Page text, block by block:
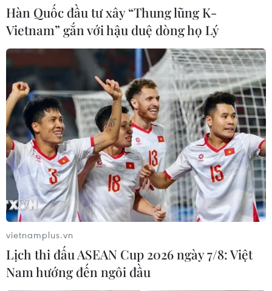
Truyền thông Nhật đưa đậm nét chuyến
thăm Việt Nam của Thủ tướng Suga
20/10/2020 07:38
Với tiêu đề “Các nhà lãnh đạo Nhật Bản và Việt Nam
khẳng định hợp tác kinh tế,” Kyodo cho biết tại cuộc hội
đàm ở Hà Nội, Thủ tướng Suga và Thủ tướng Nguyễn
Xuân Phúc đã khẳng định sự hợp tác 2 nước.
Hàn Quốc đầu tư xây “Thung lũng K-
Vietnam” gắn với hậu duệ dòng họ Lý
vietnamplus.vn
Lịch thi đấu ASEAN Cup 2026 ngày 7/8: Việt
Nam hướng đến ngôi đầu